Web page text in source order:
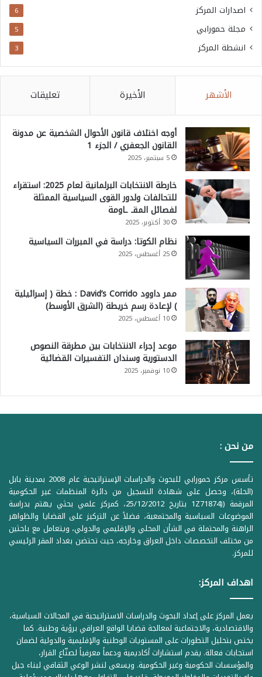
اصدارات المركز 6
مجلة حمورابي 5
انشطة المركز 3
الأشهر الأخيرة تعليقات
أوجه اختلاف قانون الأحوال الشخصية عن مدونة
القانون الجعفري / الجزء 1
5 سبتمبر، 2025
خارطة الانتخابات البرلمانية لعام 2025: استقراء
للتحالفات ولدور القوى السياسية الممثلة
لفصائل المقـ ـاومة
30 أكتوبر، 2025
نظام الكوتا: دراسة في المبررات السياسية
25 أغسطس، 2025
ممر داوود David’s Corrido : خطة ( إسرائيلية
) لإعادة رسم خريطة (الشرق الأوسط)
10 أغسطس، 2025
موعد إجراء الانتخابات بين مطرقة النصوص
الدستورية وسندان التفسيرات القضائية
10 نوفمبر، 2025
من نحن :
تأسس مركز حمورابي للبحوث والدراسات الإستراتيجية عام 2008 بمدينة بابل
(الحلة)، وحصل على شهادة التسجيل من دائرة المنظمات غير الحكومية
المرقمة ((1Z71874 بتاريخ 25/12/2012، كمركز علمي بحثي يهتم بدراسة
الموضوعات السياسية والمجتمعية، فضلاً عن التركيز على القضايا والظواهر
الراهنة والمحتملة في الشأن المحلي والإقليمي والدولي، ويتعامل مع باحثين
من مختلف التخصصات داخل العراق وخارجه، حيث تحتضن بغداد المقر الرئيسي
للمركز.
اهداف المركز:
يعمل المركز على إعداد البحوث والدراسات الاستراتيجية في المجالات السياسية،
والاقتصادية، والاجتماعية لمعالجة قضايا الواقع العراقي برؤية وطنية. كما
يختص بتحليل التطورات على المستويات الوطنية والإقليمية والدولية لضمان
استجابات فعالة. يقدم استشارات أكاديمية ودعماً معرفياً لصنّاع القرار،
والمؤسسات الحكومية وغير الحكومية. ويسعى لنشر الوعي الثقافي لبناء جيل